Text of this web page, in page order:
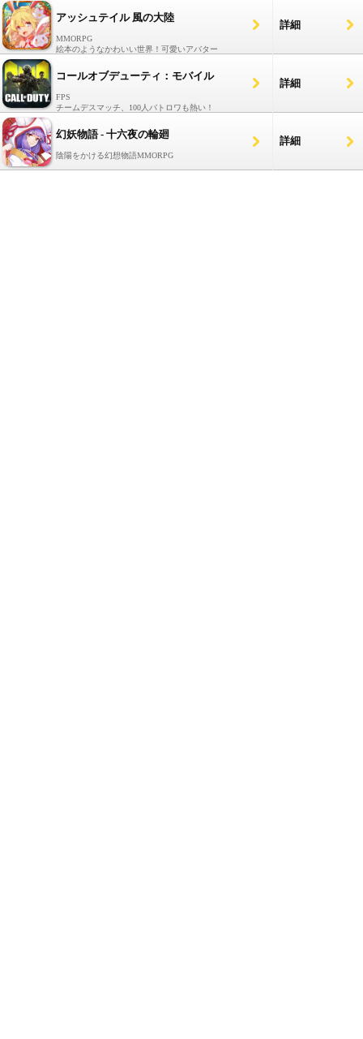
アッシュテイル 風の大陸
MMORPG
絵本のようなかわいい世界！可愛いアバター
詳細
コールオブデューティ：モバイル
FPS
チームデスマッチ、100人バトロワも熱い！
詳細
幻妖物語 - 十六夜の輪廻
陰陽をかける幻想物語MMORPG
詳細